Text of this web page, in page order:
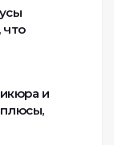
что
и